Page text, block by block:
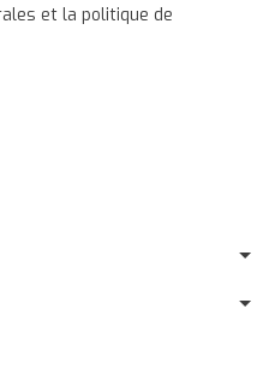
et la politique de